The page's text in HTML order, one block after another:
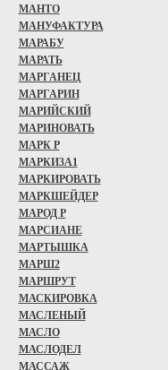
МАНТО
МАНУФАКТУРА
МАРАБУ
МАРАТЬ
МАРГАНЕЦ
МАРГАРИН
МАРИЙСКИЙ
МАРИНОВАТЬ
МАРК Р
МАРКИ3A1
МАРКИРОВАТЬ
МАРКШЕЙДЕР
МАРОД Р
МАРСИАНЕ
МАРТЫШКА
МАРШ2
МАРШРУТ
МАСКИРОВКА
МАСЛЕНЫЙ
МАСЛО
МАСЛОДЕЛ
МАССАЖ